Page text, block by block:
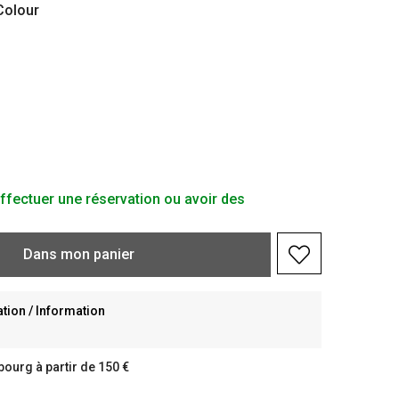
une réservation ou avoir des
Dans mon panier
/ Information
à partir de 150 €